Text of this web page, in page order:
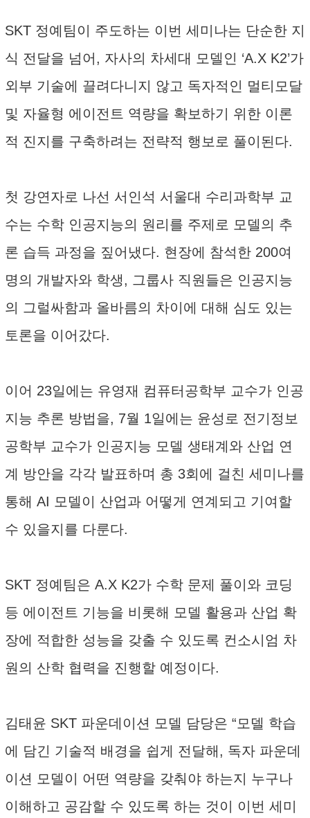
SKT 정예팀이 주도하는 이번 세미나는 단순한 지
식 전달을 넘어, 자사의 차세대 모델인 ‘A.X K2’가
외부 기술에 끌려다니지 않고 독자적인 멀티모달
및 자율형 에이전트 역량을 확보하기 위한 이론
적 진지를 구축하려는 전략적 행보로 풀이된다.
첫 강연자로 나선 서인석 서울대 수리과학부 교
수는 수학 인공지능의 원리를 주제로 모델의 추
론 습득 과정을 짚어냈다. 현장에 참석한 200여
명의 개발자와 학생, 그룹사 직원들은 인공지능
의 그럴싸함과 올바름의 차이에 대해 심도 있는
토론을 이어갔다.
이어 23일에는 유영재 컴퓨터공학부 교수가 인공
지능 추론 방법을, 7월 1일에는 윤성로 전기정보
공학부 교수가 인공지능 모델 생태계와 산업 연
계 방안을 각각 발표하며 총 3회에 걸친 세미나를
통해 AI 모델이 산업과 어떻게 연계되고 기여할
수 있을지를 다룬다.
SKT 정예팀은 A.X K2가 수학 문제 풀이와 코딩
등 에이전트 기능을 비롯해 모델 활용과 산업 확
장에 적합한 성능을 갖출 수 있도록 컨소시엄 차
원의 산학 협력을 진행할 예정이다.
김태윤 SKT 파운데이션 모델 담당은 “모델 학습
에 담긴 기술적 배경을 쉽게 전달해, 독자 파운데
이션 모델이 어떤 역량을 갖춰야 하는지 누구나
이해하고 공감할 수 있도록 하는 것이 이번 세미